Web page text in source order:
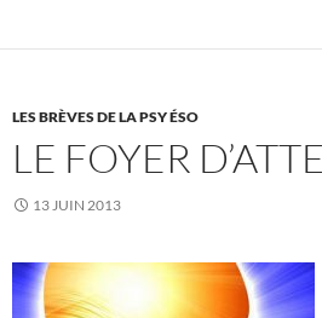
LES BRÈVES DE LA PSY ÉSO
LE FOYER
13 JUIN 2013